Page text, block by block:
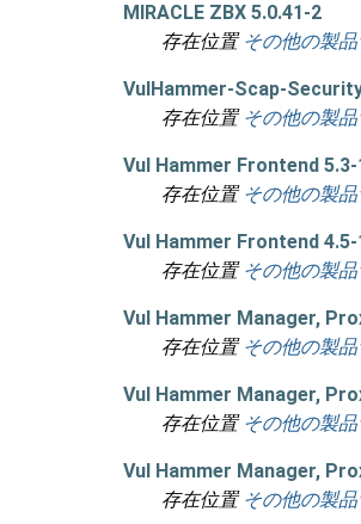
MIRACLE ZBX 5.0.41-2
存在位置 その他の製
VulHammer-Scap-
存在位置 その他の製
Vul Hammer Frontend 5.3-
存在位置 その他の製
Vul Hammer Frontend 4.5-
存在位置 その他の製
Vul Hammer Manager,
存在位置 その他の製
Vul Hammer Manager,
存在位置 その他の製
Vul Hammer Manager,
存在位置 その他の製